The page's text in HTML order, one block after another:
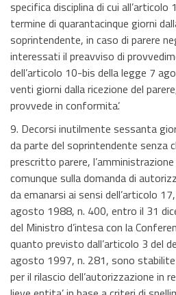
specifica disciplina di cui
termine di quarantacinque giorni
soprintendente, in caso di parere
interessati il preavviso di
dell’articolo 10-bis della legge 7
venti giorni dalla ricezione del
provvede in conformita’.
9. Decorsi inutilmente sessanta
da parte del soprintendente senza
prescritto parere,
comunque sulla domanda di
da emanarsi ai sensi dell’articolo
agosto 1988, n. 400, entro il 31
del Ministro d’intesa con la
quanto previsto dall’articolo 3 del
agosto 1997, n. 281, sono
per il rilascio dell’autorizzazione in